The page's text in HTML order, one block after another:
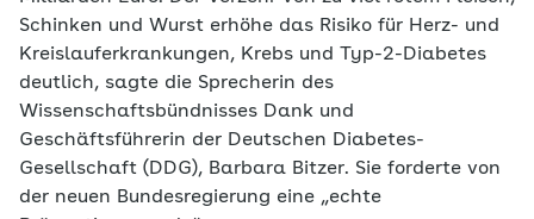
Schinken und Wurst erhöhe das Risiko für Herz- und
Kreislauferkrankungen, Krebs und Typ-2-Diabetes
deutlich, sagte die Sprecherin des
Wissenschaftsbündnisses Dank und
Geschäftsführerin der Deutschen Diabetes-
Gesellschaft (DDG), Barbara Bitzer. Sie forderte von
der neuen Bundesregierung eine „echte